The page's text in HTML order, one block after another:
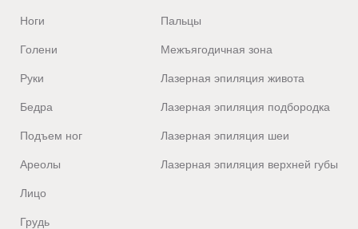
Ноги
Голени
Руки
Бедра
Подъем ног
Ареолы
Лицо
Грудь
Пальцы
Межъягодичная зона
Лазерная эпиляция живота
Лазерная эпиляция подбородка
Лазерная эпиляция шеи
Лазерная эпиляция верхней губы